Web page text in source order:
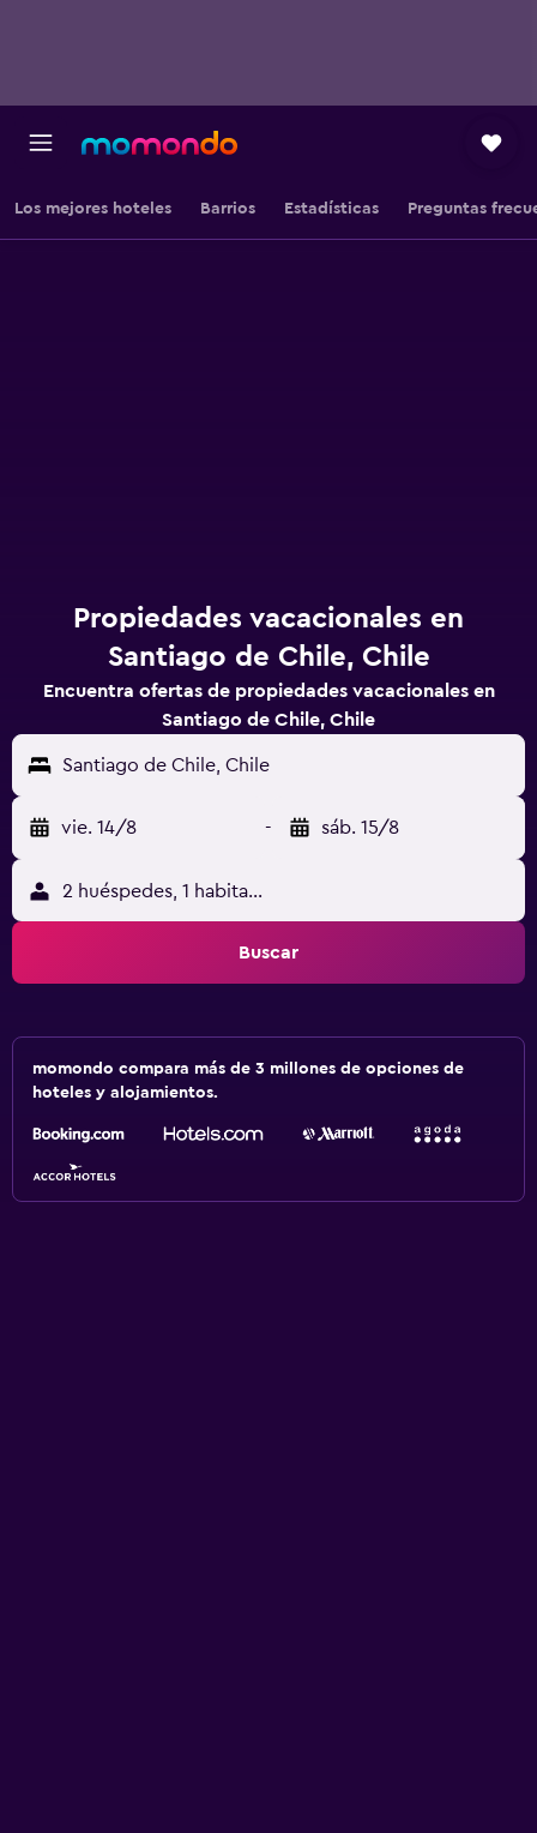
Los mejores hoteles Barrios Estadísticas Preguntas
Propiedades vacacionales en
Santiago de Chile, Chile
Encuentra ofertas de propiedades vacacionales en
Santiago de Chile, Chile
Santiago de Chile, Chile
vie. 14/8 - sáb. 15/8
2 huéspedes, 1 habitación
Buscar
momondo compara más de 3 millones de opciones de
hoteles y alojamientos.